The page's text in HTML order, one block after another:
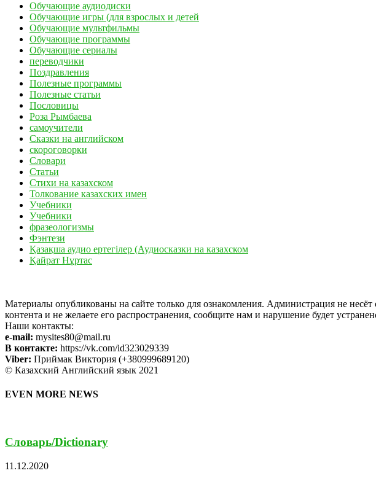
Обучающие аудиодиски
Обучающие игры (для взрослых и детей
Обучающие мультфильмы
Обучающие программы
Обучающие сериалы
переводчики
Поздравления
Полезные программы
Полезные статьи
Пословицы
Роза Рымбаева
самоучители
Сказки на английском
скороговорки
Словари
Статьи
Стихи на казахском
Толкование казахских имен
Учебники
Учебники
фразеологизмы
Фэнтези
Қазақша аудио ертегілер (Аудиосказки на казахском
Қайрат Нұртас
Материалы опубликованы на сайте только для ознакомления. Администрация не
контента и не желаете его распространения, сообщите нам и нарушение будет
Наши контакты:
e-mail: mysites80@mail.ru
В контакте: https://vk.com/id323029339
Viber: Приймак Виктория (+380999689120)
© Казахский Английский язык 2021
EVEN MORE NEWS
Cловарь/Dictionary
11.12.2020